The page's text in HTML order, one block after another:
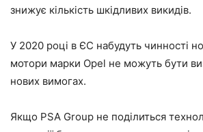
знижує кількість шкідливих викидів.
У 2020 році в ЄС набудуть чинності
мотори марки Opel не можуть бути
нових вимогах.
Якщо PSA Group не поділиться